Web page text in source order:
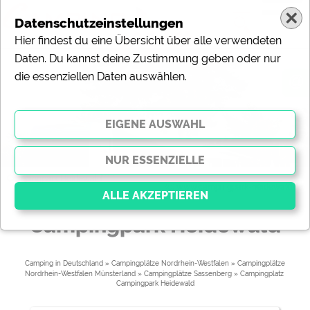
Campingpark Heidewald*****
(c) www.campingpark-heidewald.de
Campingpark Heidewald
Camping in Deutschland » Campingplätze Nordrhein-Westfalen » Campingplätze
Nordrhein-Westfalen Münsterland » Campingplätze Sassenberg » Campingplatz
Campingpark Heidewald
Datenschutzeinstellungen
Hier findest du eine Übersicht über alle verwendeten
Daten. Du kannst deine Zustimmung geben oder nur
die essenziellen Daten auswählen.
Essenzielle Cookies ermöglichen grundlegende
Funktionen und sind für die einwandfreie Funktion der
Website dringend erforderlich. Ohne diese Cookies